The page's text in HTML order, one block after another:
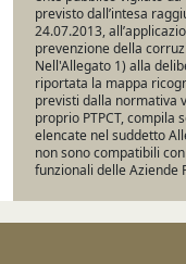
previsto dall’intesa
24.07.2013,
prevenzione della
Nell'Allegato 1) alla
riportata la mappa
previsti dalla normativa
proprio PTPCT, compila
elencate nel suddetto
non sono compatibili
funzionali delle Aziende